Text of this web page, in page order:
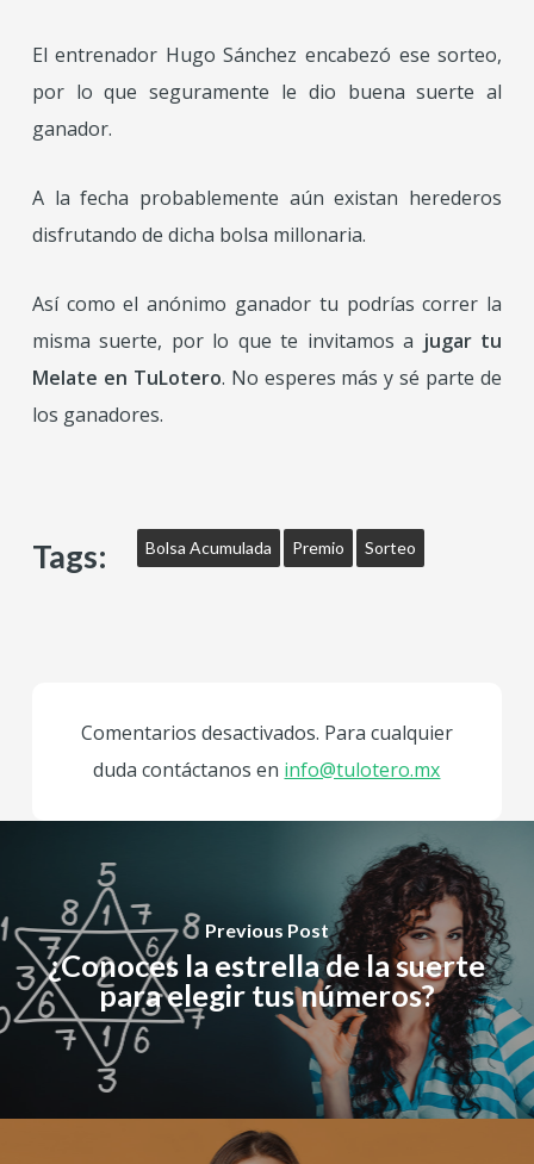
El entrenador Hugo Sánchez encabezó ese sorteo,
por lo que seguramente le dio buena suerte al
ganador.
A la fecha probablemente aún existan herederos
disfrutando de dicha bolsa millonaria.
Así como el anónimo ganador tu podrías correr la
misma suerte, por lo que te invitamos a jugar tu
Melate en TuLotero. No esperes más y sé parte de
los ganadores.
Tags: Bolsa Acumulada Premio Sorteo
Comentarios desactivados. Para cualquier
duda contáctanos en info@tulotero.mx
Previous Post
¿Conoces la estrella de la suerte
para elegir tus números?